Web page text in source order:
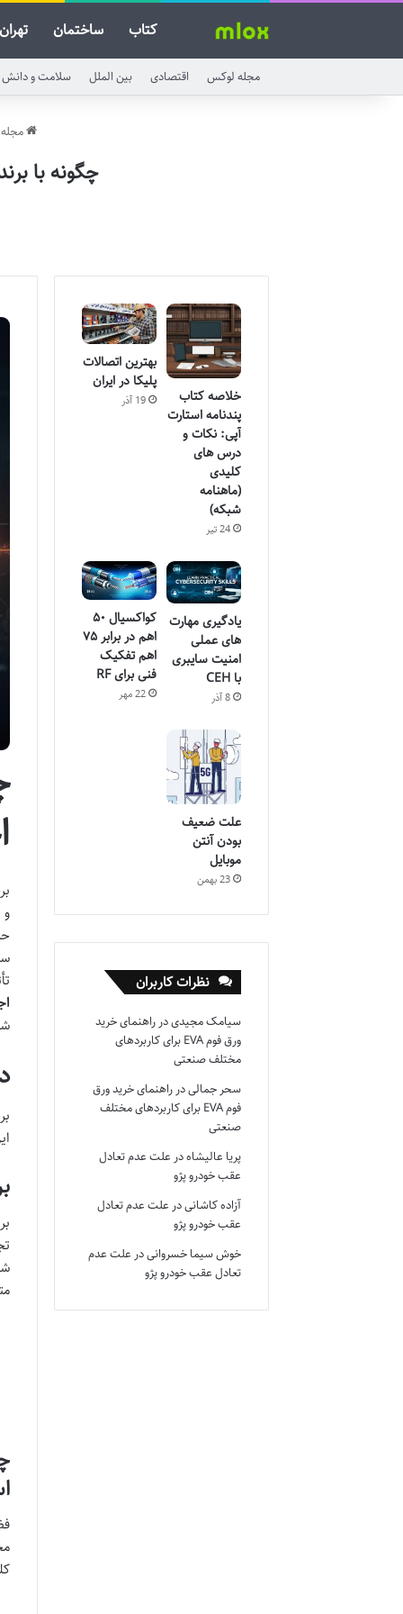
کتاب ساختمان
مجله لوکس اقتصادی بین الملل سلامت و دانش
چگونه با
خلاصه کتاب
پندنامه استارت
آپی: نکات و
درس های
کلیدی
(ماهنامه
شبکه)
24 تیر
بهترین اتصالات
پلیکا در ایران
19 آذر
یادگیری مهارت
های عملی
امنیت سایبری
با CEH
8 آذر
کواکسیال ۵۰
اهم در برابر ۷۵
اهم تفکیک
فنی برای RF
22 مهر
علت ضعیف
بودن آنتن
موبایل
23 بهمن
نظرات کاربران
سیامک مجیدیدرراهنمای خرید
ورق فوم EVA برای کاربردهای
مختلف صنعتی
سحر جمالیدرراهنمای خرید ورق
فوم EVA برای کاربردهای مختلف
صنعتی
پریا عالیشاهدر علت عدم تعادل
عقب خودرو پژو
آزاده کاشانیدر علت عدم تعادل
عقب خودرو پژو
خوش سیما خسروانیدر علت عدم
تعادل عقب خودرو پژو